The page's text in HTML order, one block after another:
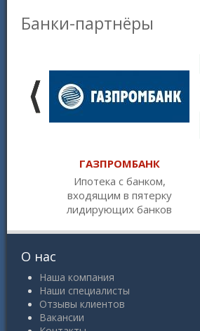
Банки-партнёры
ГАЗПРОМБАНК
Ипотека с банком,
входящим в пятерку
лидирующих банков
О нас
Наша компания
Наши специалисты
Отзывы клиентов
Вакансии